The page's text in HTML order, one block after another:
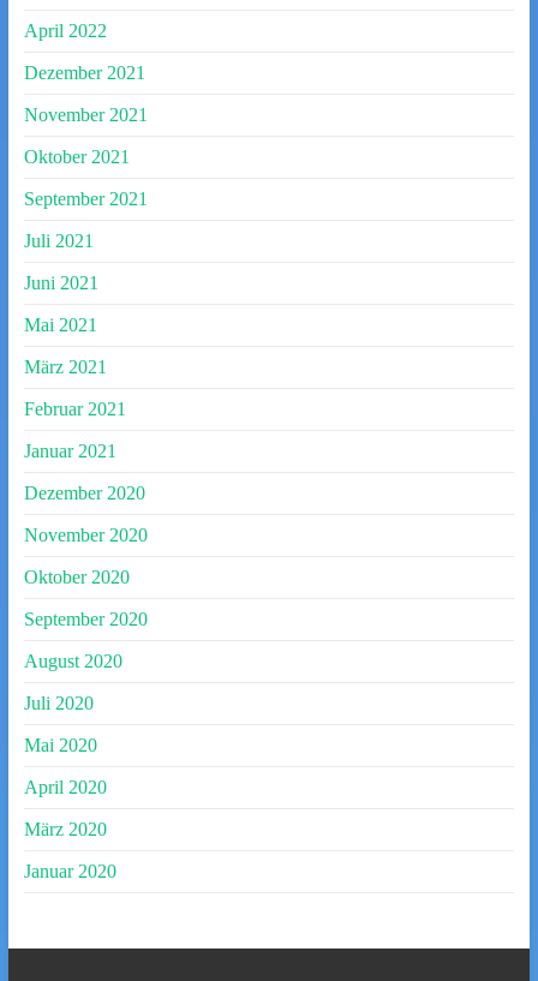
April 2022
Dezember 2021
November 2021
Oktober 2021
September 2021
Juli 2021
Juni 2021
Mai 2021
März 2021
Februar 2021
Januar 2021
Dezember 2020
November 2020
Oktober 2020
September 2020
August 2020
Juli 2020
Mai 2020
April 2020
März 2020
Januar 2020